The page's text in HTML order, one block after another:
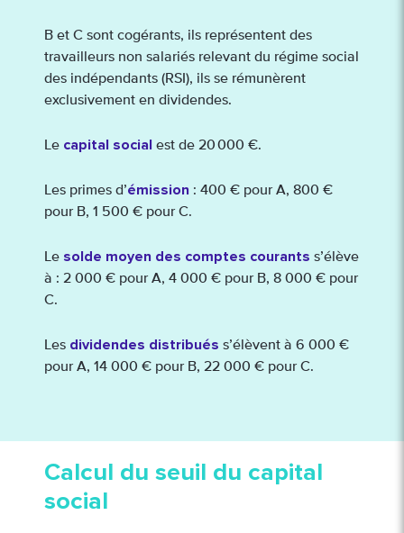
B et C sont cogérants, ils représentent des
travailleurs non salariés relevant du régime social
des indépendants (RSI), ils se rémunèrent
exclusivement en dividendes.
Le capital social est de 20 000 €.
Les primes d’émission : 400 € pour A, 800 €
pour B, 1 500 € pour C.
Le solde moyen des comptes courants s’élève
à : 2 000 € pour A, 4 000 € pour B, 8 000 € pour
C.
Les dividendes distribués s’élèvent à 6 000 €
pour A, 14 000 € pour B, 22 000 € pour C.
Calcul du seuil du capital
social